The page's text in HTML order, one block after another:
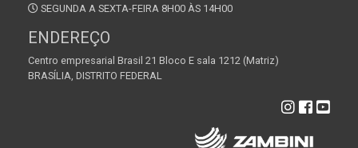
SEGUNDA A SEXTA-FEIRA 8H00 ÀS 14H00
ENDEREÇO
Centro empresarial Brasil 21 Bloco E sala 1212 (Matriz)
BRASÍLIA, DISTRITO FEDERAL